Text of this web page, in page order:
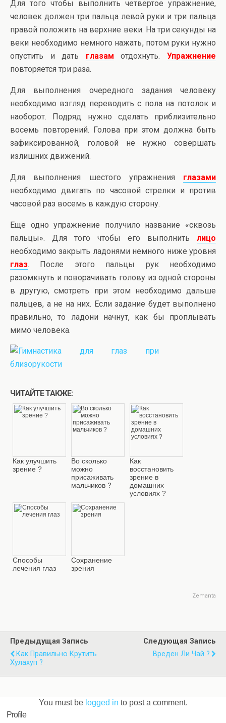
Для того чтобы выполнить четвертое упражнение,
человек должен три пальца левой руки и три пальца
правой положить на верхние веки. На три секунды на
веки необходимо немного нажать, потом руки нужно
опустить и дать глазам отдохнуть.Упражнение
повторяется три раза.
Для выполнения очередного задания человеку
необходимо взгляд переводить с пола на потолок и
наоборот. Подряд нужно сделать приблизительно
восемь повторений. Голова при этом должна быть
зафиксированной, головой не нужно совершать
излишних движений.
Для выполнения шестого упражнения глазами
необходимо двигать по часовой стрелки и против
часовой раз восемь в каждую сторону.
Еще одно упражнение получило название «сквозь
пальцы». Для того чтобы его выполнить лицо
необходимо закрыть ладонями немного ниже уровня
глаз. После этого пальцы рук необходимо
разомкнуть и поворачивать голову из одной стороны
в другую, смотреть при этом необходимо дальше
пальцев, а не на них. Если задание будет выполнено
правильно, то ладони начнут, как бы проплывать
мимо человека.
ЧИТАЙТЕ ТАКЖЕ:
Как улучшить
зрение ?
Во сколько
можно
присаживать
мальчиков ?
Как
восстановить
зрение в
домашних
условиях ?
Cпособы
лечения глаз
Сохранение
зрения
Zemanta
Предыдущая Запись
Как Правильно Крутить
Хулахуп ?
Следующая Запись
Вреден Ли Чай ?
You must be logged in to post a comment.
Profile